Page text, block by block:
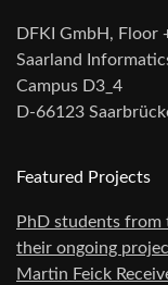
DFKI GmbH, Floor
Saarland
Campus D3_4
D-66123
Featured Projects
PhD students from
their ongoing
Martin Feick